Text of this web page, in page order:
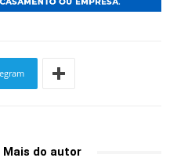
Mais do autor